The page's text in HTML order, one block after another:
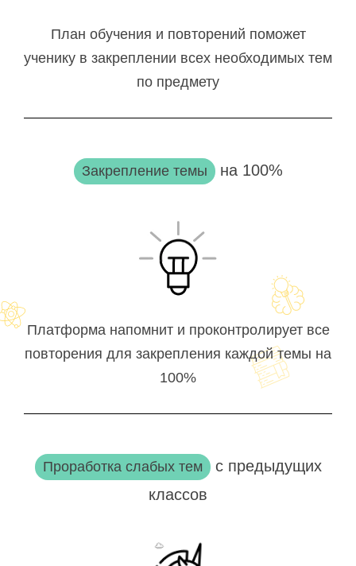
План обучения и повторений поможет
ученику в закреплении всех необходимых тем
по предмету
Закрепление темы на 100%
Платформа напомнит и проконтролирует все
повторения для закрепления каждой темы на
100%
Проработка слабых тем с предыдущих
классов